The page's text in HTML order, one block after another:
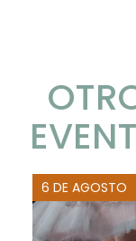
6 DE AGOSTO